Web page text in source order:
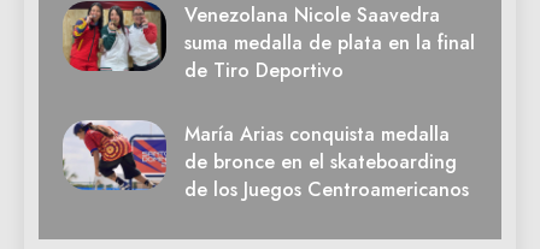
Venezolana Nicole Saavedra
suma medalla de plata en la final
de Tiro Deportivo
María Arias conquista medalla
de bronce en el skateboarding
de los Juegos Centroamericanos